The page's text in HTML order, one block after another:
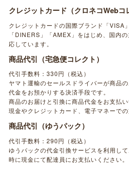
クレジットカード（クロネコWebコ
クレジットカードの国際ブランド「VISA
「DINERS」「AMEX」をはじめ、国内
応しています。
商品代引（宅急便コレクト）
代引手数料：330円（税込）
ヤマト運輸のセールスドライバーが商品
代金をお預かりする決済手段です。
商品のお届けと引換に商品代金をお支払い
現金やクレジットカード、電子マネーでの
商品代引（ゆうパック）
代引手数料：290円（税込）
ゆうパックの代金引換サービスを利用し
時に現金にて配達員にお支払いください。